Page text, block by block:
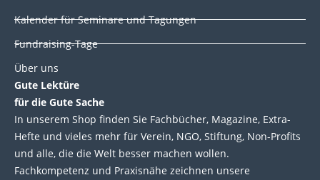
Kalender für Seminare und Tagungen
Fundraising-Tage
Über uns
Gute Lektüre
für die Gute Sache
In unserem Shop finden Sie Fachbücher, Magazine, Extra-
Hefte und vieles mehr für Verein, NGO, Stiftung, Non-Profits
und alle, die die Welt besser machen wollen.
Fachkompetenz und Praxisnähe zeichnen unsere